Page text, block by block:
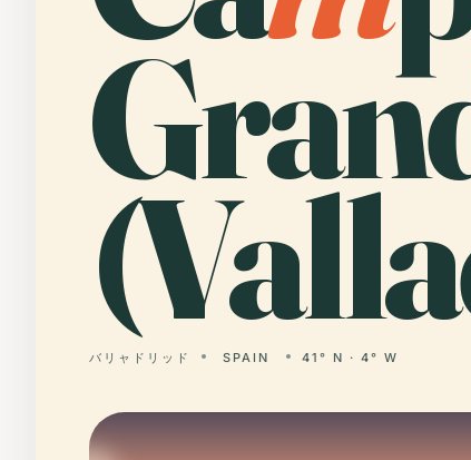
バリャドリッド SPAIN 41° N · 4° W